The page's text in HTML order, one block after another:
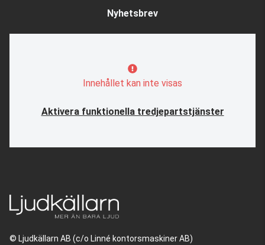
Nyhetsbrev
Innehållet kan inte visas
Aktivera funktionella tredjepartstjänster
© Ljudkällarn AB (c/o Linné kontorsmaskiner AB)